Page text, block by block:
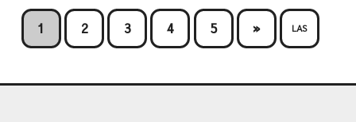
1 2 3 4 5 » LAS